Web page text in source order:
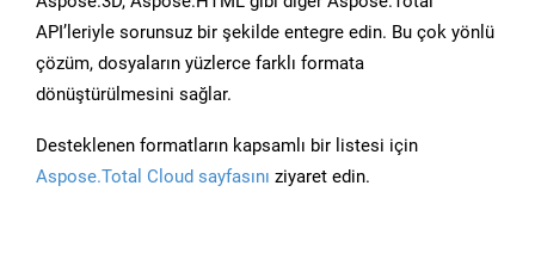
API’leriyle sorunsuz bir şekilde entegre edin. Bu çok yönlü
çözüm, dosyaların yüzlerce farklı formata
dönüştürülmesini sağlar.
Desteklenen formatların kapsamlı bir listesi için
Aspose.Total Cloud sayfasını ziyaret edin.